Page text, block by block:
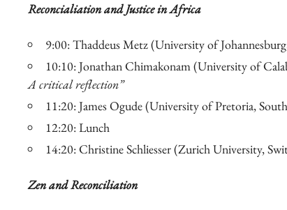
Reconcialiation and Justice in Africa
9:00: Thaddeus Metz (University of
10:10: Jonathan Chimakonam (University of
A critical reflection”
11:20: James Ogude (University of Pretoria,
12:20: Lunch
14:20: Christine Schliesser (Zurich University,
Zen and Reconciliation